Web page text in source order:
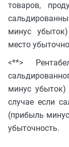
товаров,
минус
место
<**>
минус убыток)
случае если
(прибыль
убыточность.